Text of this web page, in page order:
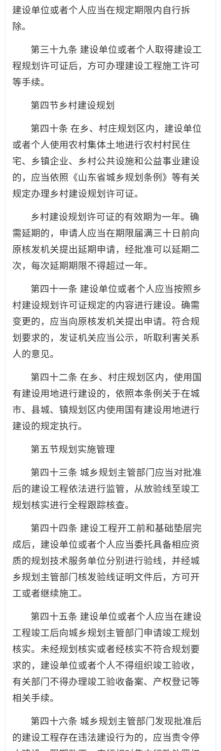
建设单位或者个人应当在规定期限内自行拆
除。
第三十九条 建设单位或者个人取得建设工
程规划许可证后，方可办理建设工程施工许可
等手续。
第四节乡村建设规划
第四十条 在乡、村庄规划区内，建设单位
或者个人使用农村集体土地进行农村村民住
宅、乡镇企业、乡村公共设施和公益事业建设
的，应当依照《山东省城乡规划条例》等有关
规定办理乡村建设规划许可证。
乡村建设规划许可证的有效期为一年。确
需延期的，申请人应当在期限届满三十日前向
原核发机关提出延期申请，经批准可以延期二
次，每次延期期限不得超过一年。
第四十一条 建设单位或者个人应当按照乡
村建设规划许可证规定的内容进行建设。确需
变更的，应当向原核发机关提出申请。符合规
划要求的，发证机关应当公示，听取利害关系
人的意见。
第四十二条 在乡、村庄规划区内，使用国
有建设用地进行建设的，依照本条例关于在城
市、县城、镇规划区内使用国有建设用地进行
建设的规定执行。
第五节规划实施管理
第四十三条 城乡规划主管部门应当对批准
后的建设工程依法进行监管，从放验线至竣工
规划核实进行全程跟踪核查。
第四十四条 建设工程开工前和基础垫层完
成后，建设单位或者个人应当委托具备相应资
质的规划技术服务单位分别进行验线，并经城
乡规划主管部门核发验线证明文件后，方可开
工或者继续施工。
第四十五条 建设单位或者个人应当在建设
工程竣工后向城乡规划主管部门申请竣工规划
核实。未经规划核实或者经核实不符合规划要
求的，建设单位或者个人不得组织竣工验收，
有关部门不得办理竣工验收备案、产权登记等
相关手续。
第四十六条 城乡规划主管部门发现批准后
的建设工程存在违法建设行为的，应当责令停